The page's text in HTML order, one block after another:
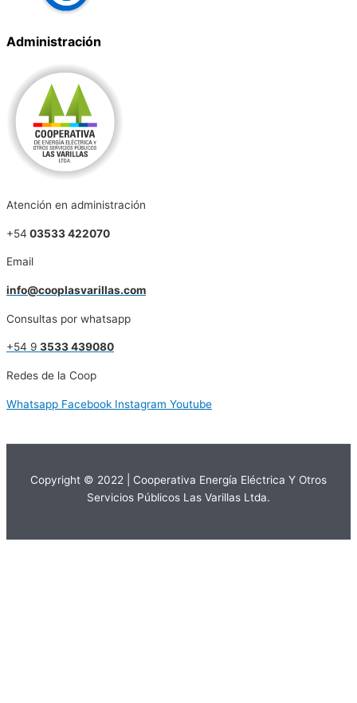
Administración
Atención en administración
+54 03533 422070
Email
info@cooplasvarillas.com
Consultas por whatsapp
+54 9 3533 439080
Redes de la Coop
Whatsapp Facebook Instagram Youtube
Copyright © 2022 | Cooperativa Energía Eléctrica Y Otros
Servicios Públicos Las Varillas Ltda.